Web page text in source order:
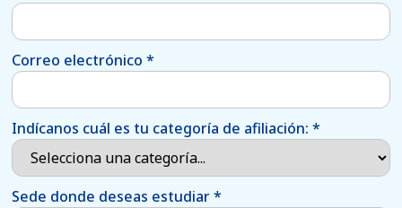
Correo electrónico*
Indícanos cuál es tu categoría de afiliación:*
Sede donde deseas estudiar*